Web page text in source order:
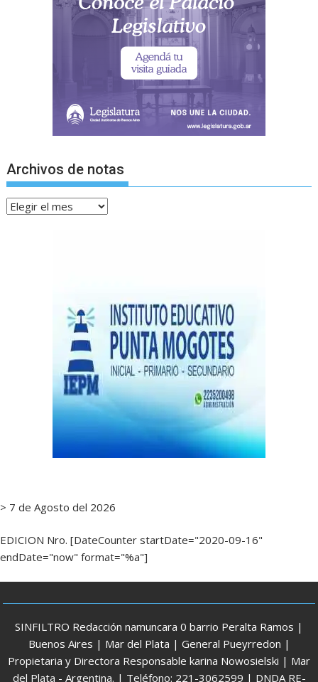
Archivos de notas
Archivos
> 7 de Agosto del 2026
EDICION Nro. [DateCounter startDate="2020-09-16"
endDate="now" format="%a"]
SINFILTRO Redacción namuncara 0 barrio Peralta Ramos |
Buenos Aires | Mar del Plata | General Pueyrredon |
Propietaria y Directora Responsable karina Nowosielski | Mar
del Plata - Argentina. | Teléfono: 221-3062599 | DNDA RE-